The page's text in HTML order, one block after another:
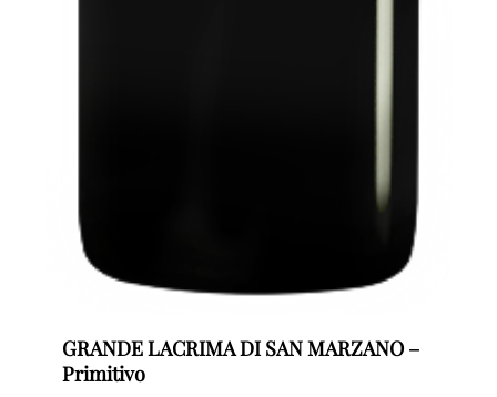
GRANDE LACRIMA DI SAN MARZANO –
Primitivo